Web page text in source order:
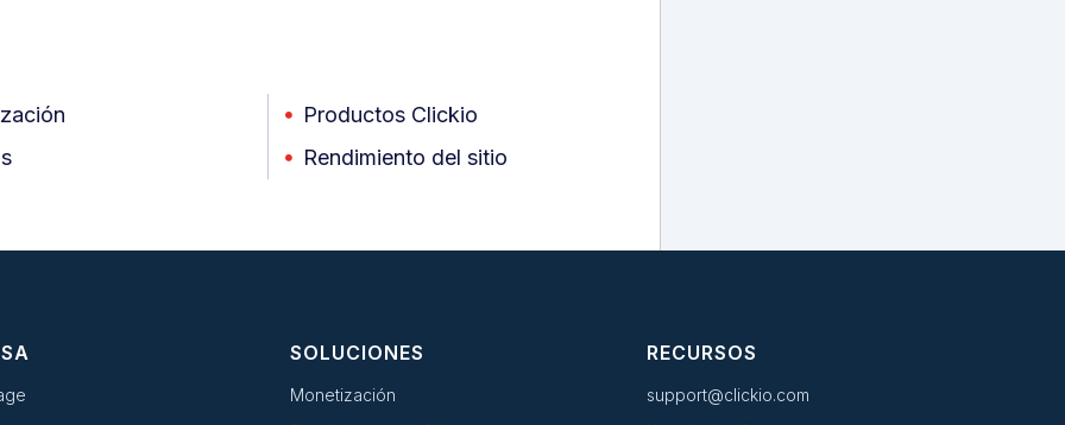
Productos Clickio
Rendimiento del sitio
SOLUCIONES
Monetización
RECURSOS
support@clickio.com